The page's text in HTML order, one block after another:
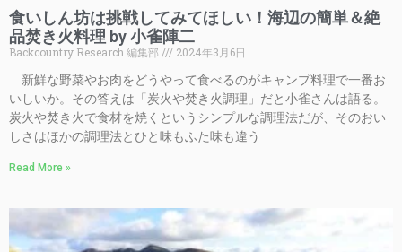
食いしん坊は挑戦してみてほしい！海辺の簡単＆絶
品焚き火料理 by 小雀陣二
Backcountry Research 編集部
2024年3月6日
新鮮な野菜やお肉をどうやって食べるのがキャンプ料理で一番お
いしいか。その答えは「炭火や焚き火調理」だと小雀さんは語る。
炭火や焚き火で食材を焼くというシンプルな調理法だが、そのおい
しさはほかの調理法とひと味もふた味も違う
Read More »